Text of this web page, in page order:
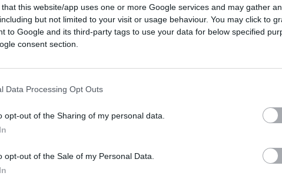
that this website/app uses one or more Google services and may gather
but not limited to your visit or usage behaviour. You may click to
to Google and its third-party tags to use your data for below specified
consent section.
Data Processing Opt Outs
opt-out of the Sharing of my personal data.
opt-out of the Sale of my Personal Data.